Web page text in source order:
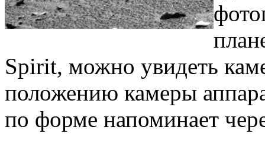
Spirit, можно увидеть
положению камеры
по форме напоминает